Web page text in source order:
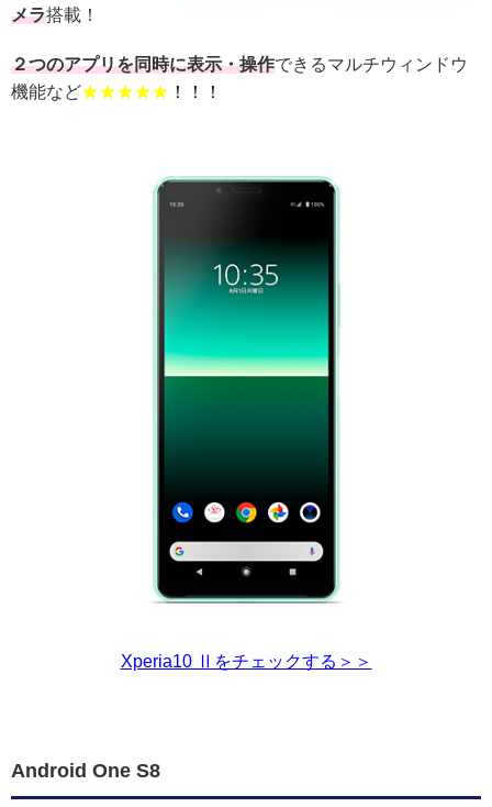
メラ搭載！
２つのアプリを同時に表示・操作できるマルチウィンドウ
機能など★★★★★ ！！！
Xperia10 Ⅱをチェックする＞＞
Android One S8